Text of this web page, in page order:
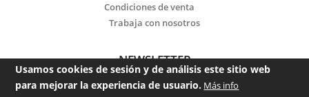
Condiciones de venta
Trabaja con nosotros
NEWSLETTER
Email
Usamos cookies de sesión y de análisis este sitio web
para mejorar la experiencia de usuario. Más info